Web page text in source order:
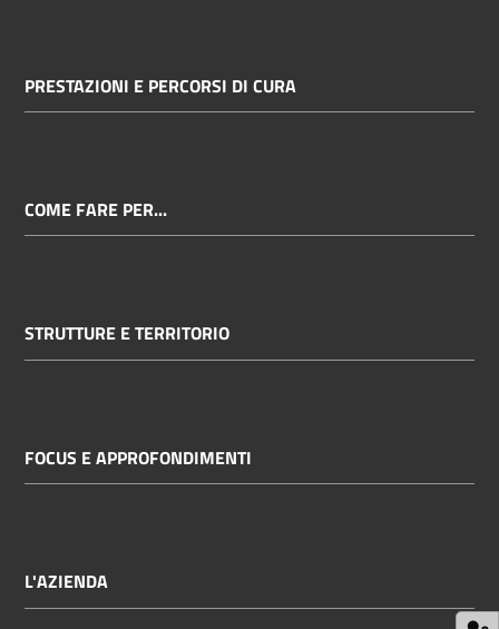
Seguici
su
PRESTAZIONI E PERCORSI DI CURA
COME FARE PER...
STRUTTURE E TERRITORIO
FOCUS E APPROFONDIMENTI
L'AZIENDA